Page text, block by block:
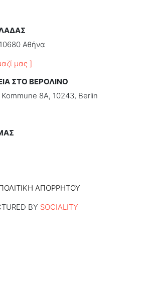
Αθήνα
μας ]
ΣΤΟ ΒΕΡΟΛΙΝΟ
8A, 10243, Berlin
ΑΠΟΡΡΉΤΟΥ
BY SOCIALITY